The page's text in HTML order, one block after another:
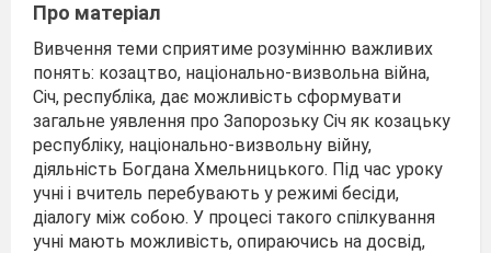
Про матеріал
Вивчення теми сприятиме розумінню важливих
понять: козацтво, національно-визвольна війна,
Січ, республіка, дає можливість сформувати
загальне уявлення про Запорозьку Січ як козацьку
республіку, національно-визвольну війну,
діяльність Богдана Хмельницького. Під час уроку
учні і вчитель перебувають у режимі бесіди,
діалогу між собою. У процесі такого спілкування
учні мають можливість, опираючись на досвід,